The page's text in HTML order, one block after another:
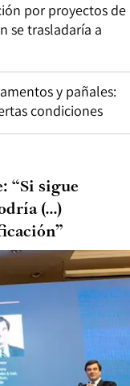
por proyectos de
se trasladaría a
y pañales:
condiciones
“Si sigue
(...)